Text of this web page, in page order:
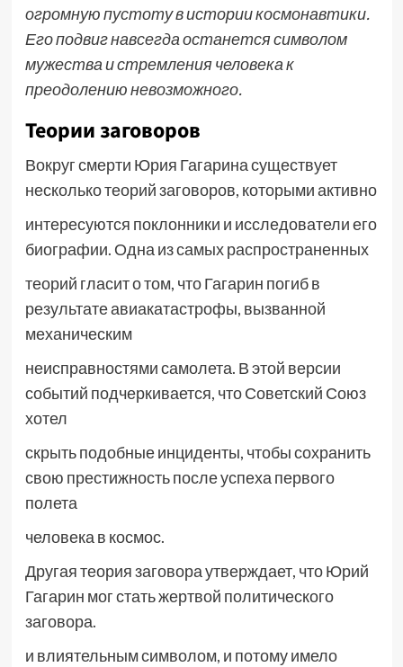
огромную пустоту в истории космонавтики.
Его подвиг навсегда останется символом
мужества и стремления человека к
преодолению невозможного.
Теории заговоров
Вокруг смерти Юрия Гагарина существует
несколько теорий заговоров, которыми активно
интересуются поклонники и исследователи его
биографии. Одна из самых распространенных
теорий гласит о том, что Гагарин погиб в
результате авиакатастрофы, вызванной
механическим
неисправностями самолета. В этой версии
событий подчеркивается, что Советский Союз
хотел
скрыть подобные инциденты, чтобы сохранить
свою престижность после успеха первого
полета
человека в космос.
Другая теория заговора утверждает, что Юрий
Гагарин мог стать жертвой политического
заговора.
и влиятельным символом, и потому имело